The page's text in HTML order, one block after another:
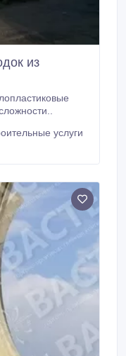
из
и сложности..
услуги